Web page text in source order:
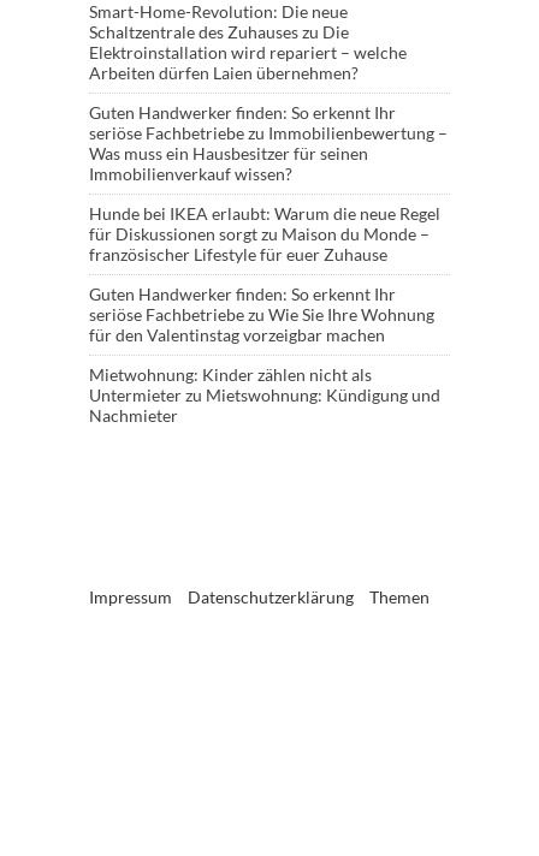
Smart-Home-Revolution: Die neue
Schaltzentrale des Zuhauseszu Die
Elektroinstallation wird repariert – welche
Arbeiten dürfen Laien übernehmen?
Guten Handwerker finden: So erkennt Ihr
seriöse Fachbetriebezu Immobilienbewertung –
Was muss ein Hausbesitzer für seinen
Immobilienverkauf wissen?
Hunde bei IKEA erlaubt: Warum die neue Regel
für Diskussionen sorgtzu Maison du Monde –
französischer Lifestyle für euer Zuhause
Guten Handwerker finden: So erkennt Ihr
seriöse Fachbetriebezu Wie Sie Ihre Wohnung
für den Valentinstag vorzeigbar machen
Mietwohnung: Kinder zählen nicht als
Untermieterzu Mietswohnung: Kündigung und
Nachmieter
Impressum Datenschutzerklärung Themen